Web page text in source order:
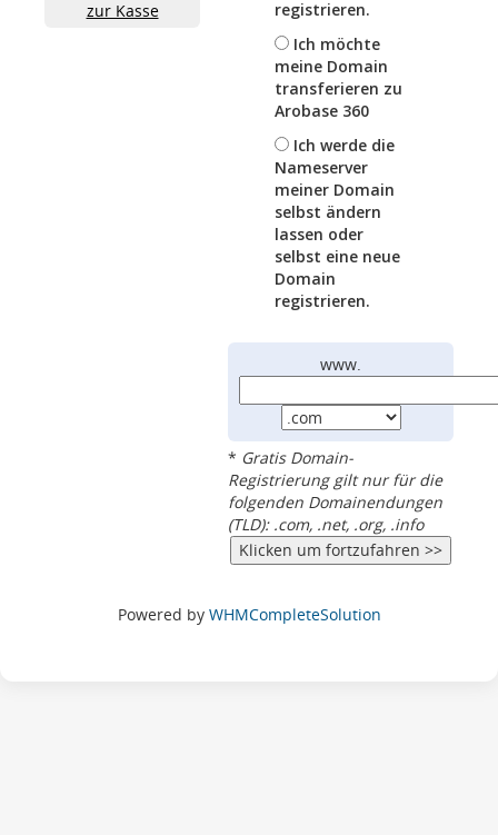
zur Kasse
registrieren.
Ich möchte
meine Domain
transferieren zu
Arobase 360
Ich werde die
Nameserver
meiner Domain
selbst ändern
lassen oder
selbst eine neue
Domain
registrieren.
www.
* Gratis Domain-
Registrierung gilt nur für die
folgenden Domainendungen
(TLD): .com, .net, .org, .info
Powered by WHMCompleteSolution